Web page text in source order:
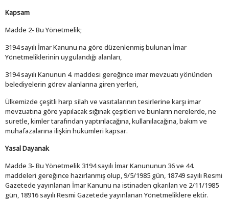
Kapsam
Madde 2- Bu Yönetmelik;
3194 sayılı İmar Kanunu na göre düzenlenmiş bulunan İmar
Yönetmeliklerinin uygulandığı alanları,
3194 sayılı Kanunun 4. maddesi gereğince imar mevzuatı yönünden
belediyelerin görev alanlarına giren yerleri,
Ülkemizde çeşitli harp silah ve vasıtalarının tesirlerine karşı imar
mevzuatına göre yapılacak sığınak çeşitleri ve bunların nerelerde, ne
suretle, kimler tarafından yaptırılacağına, kullanılacağına, bakım ve
muhafazalarına ilişkin hükümleri kapsar.
Yasal Dayanak
Madde 3- Bu Yönetmelik 3194 sayılı İmar Kanununun 36 ve 44.
maddeleri gereğince hazırlanmış olup, 9/5/1985 gün, 18749 sayılı Resmi
Gazetede yayınlanan İmar Kanunu na istinaden çıkarılan ve 2/11/1985
gün, 18916 sayılı Resmi Gazetede yayınlanan Yönetmeliklere ektir.